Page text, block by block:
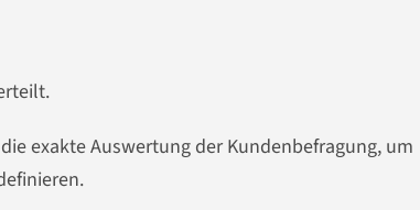
exakte Auswertung der Kundenbefragung, um